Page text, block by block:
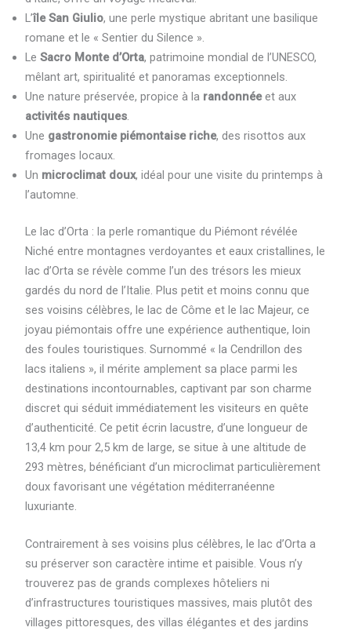
L’île San Giulio, une perle mystique abritant une basilique
romane et le « Sentier du Silence ».
Le Sacro Monte d’Orta, patrimoine mondial de l’UNESCO,
mêlant art, spiritualité et panoramas exceptionnels.
Une nature préservée, propice à la randonnéeet aux
activités nautiques.
Une gastronomie piémontaise riche, des risottos aux
fromages locaux.
Un microclimat doux, idéal pour une visite du printemps à
l’automne.
Le lac d’Orta : la perle romantique du Piémont révélée
Niché entre montagnes verdoyantes et eaux cristallines, le
lac d’Orta se révèle comme l’un des trésors les mieux
gardés du nord de l’Italie. Plus petit et moins connu que
ses voisins célèbres, le lac de Côme et le lac Majeur, ce
joyau piémontais offre une expérience authentique, loin
des foules touristiques. Surnommé « la Cendrillon des
lacs italiens », il mérite amplement sa place parmi les
destinations incontournables, captivant par son charme
discret qui séduit immédiatement les visiteurs en quête
d’authenticité. Ce petit écrin lacustre, d’une longueur de
13,4 km pour 2,5 km de large, se situe à une altitude de
293 mètres, bénéficiant d’un microclimat particulièrement
doux favorisant une végétation méditerranéenne
luxuriante.
Contrairement à ses voisins plus célèbres, le lac d’Orta a
su préserver son caractère intime et paisible. Vous n’y
trouverez pas de grands complexes hôteliers ni
d’infrastructures touristiques massives, mais plutôt des
villages pittoresques, des villas élégantes et des jardins